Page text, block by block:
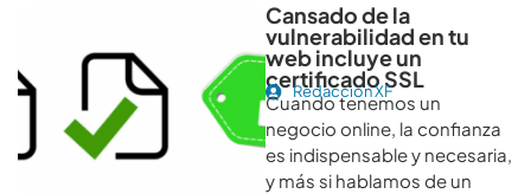
Cansado de la
vulnerabilidad en tu
web incluye un
certificado SSL
Redacción XF
Cuando tenemos un
negocio online, la confianza
es indispensable y necesaria,
y más si hablamos de un